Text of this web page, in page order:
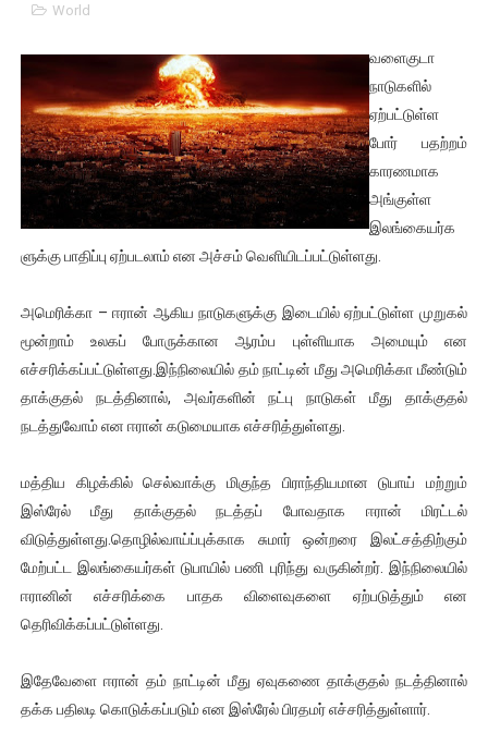
கைது செய்யப்பட்ட இளைஞன் உயிரிழப்பு - கொதித்தெழுந்த
தடுப்பூசியை பெற்றுக் கொள்ளக் கூடிய இடங்கள்...
சிறுமியை பாலியல் வன்கொடுமை செய்த முதியவருக்கு
பிரபல நடிகை தூக்கிட்டு தற்கொலை!
தியாகதீபம் லெப்.கேணல் திலீபன், கேணல் சங்கர் ஆகியோரின்
ஐ.நா முன்றலில் சீரற்ற காலநிலையிலும் தமிழின அழிப்பிற்கு
இளையராஜா – கமல் அவசர சந்திப்பு (படங்கள், விடியோ)
ஜனாதிபதி ஐக்கிய நாடுகளின் பொதுச் சபை கூட்டத்தில் இன்று
32 CM விநோத கன்றுக்குட்டி! (வீடியோ)
வலிமை தான் அஜித் திரைப்பயணத்திலே அதிக காலெக்ஷன் செய்த
World
வளைகுடா
நாடுகளில்
ஏற்பட்டுள்ள
போர் பதற்றம்
காரணமாக
அங்குள்ள
இலங்கையர்க
ளுக்கு பாதிப்பு ஏற்படலாம் என அச்சம் வெளியிடப்பட்டுள்ளது.
அமெரிக்கா – ஈரான் ஆகிய நாடுகளுக்கு இடையில் ஏற்பட்டுள்ள முறுகல்
மூன்றாம் உலகப் போருக்கான ஆரம்ப புள்ளியாக அமையும் என
எச்சரிக்கப்பட்டுள்ளது.இந்நிலையில் தம் நாட்டின் மீது அமெரிக்கா மீண்டும்
தாக்குதல் நடத்தினால், அவர்களின் நட்பு நாடுகள் மீது தாக்குதல்
நடத்துவோம் என ஈரான் கடுமையாக எச்சரித்துள்ளது.
மத்திய கிழக்கில் செல்வாக்கு மிகுந்த பிராந்தியமான டுபாய் மற்றும்
இஸ்ரேல் மீது தாக்குதல் நடத்தப் போவதாக ஈரான் மிரட்டல்
விடுத்துள்ளது.தொழில்வாய்ப்புக்காக சுமார் ஒன்றரை இலட்சத்திற்கும்
மேற்பட்ட இலங்கையர்கள் டுபாயில் பணி புரிந்து வருகின்றர். இந்நிலையில்
ஈரானின் எச்சரிக்கை பாதக விளைவுகளை ஏற்படுத்தும் என
தெரிவிக்கப்பட்டுள்ளது.
இதேவேளை ஈரான் தம் நாட்டின் மீது ஏவுகணை தாக்குதல் நடத்தினால்
தக்க பதிலடி கொடுக்கப்படும் என இஸ்ரேல் பிரதமர் எச்சரித்துள்ளார்.